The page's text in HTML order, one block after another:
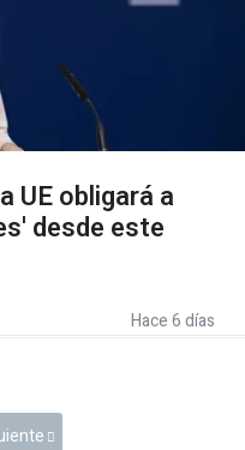
UE obligará a
desde este
Hace 6 días